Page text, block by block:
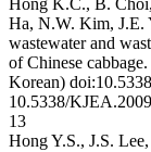
Ha, N.W. Kim, J.E.
wastewater and
of Chinese
Korean)
10.5338/
13
Hong Y.S., J.S.